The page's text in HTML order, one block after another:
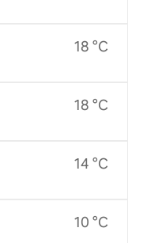
18 °C
18 °C
14 °C
10 °C